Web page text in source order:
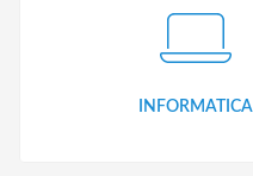
INFORMATICA